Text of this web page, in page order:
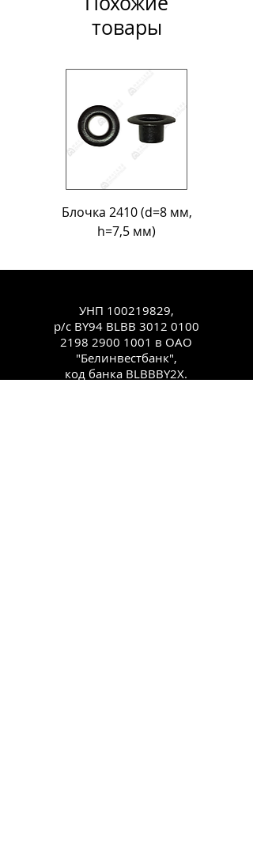
товары
Блочка 2410 (d=8 мм,
h=7,5 мм)
УНП 100219829,
р/с BY94 BLBB 3012 0100
2198 2900 1001 в ОАО
"Белинвестбанк",
код банка BLBBBY2X.